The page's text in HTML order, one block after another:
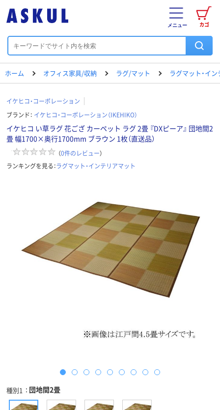
カゴ
メニュー
ホーム オフィス家具/収納 ラグ/マット ラグマット・イ
イケヒコ・コーポレーション
ブランド： イケヒコ・コーポレーション（IKEHIKO）
イケヒコ い草ラグ 花ござ カーペット ラグ 2畳 『DXピーア』 団地間2
畳 幅1700×奥行1700mm ブラウン 1枚（直送品）
（0件のレビュー）
ランキングを見る：ラグマット・インテリアマット
種別1 団地間2畳